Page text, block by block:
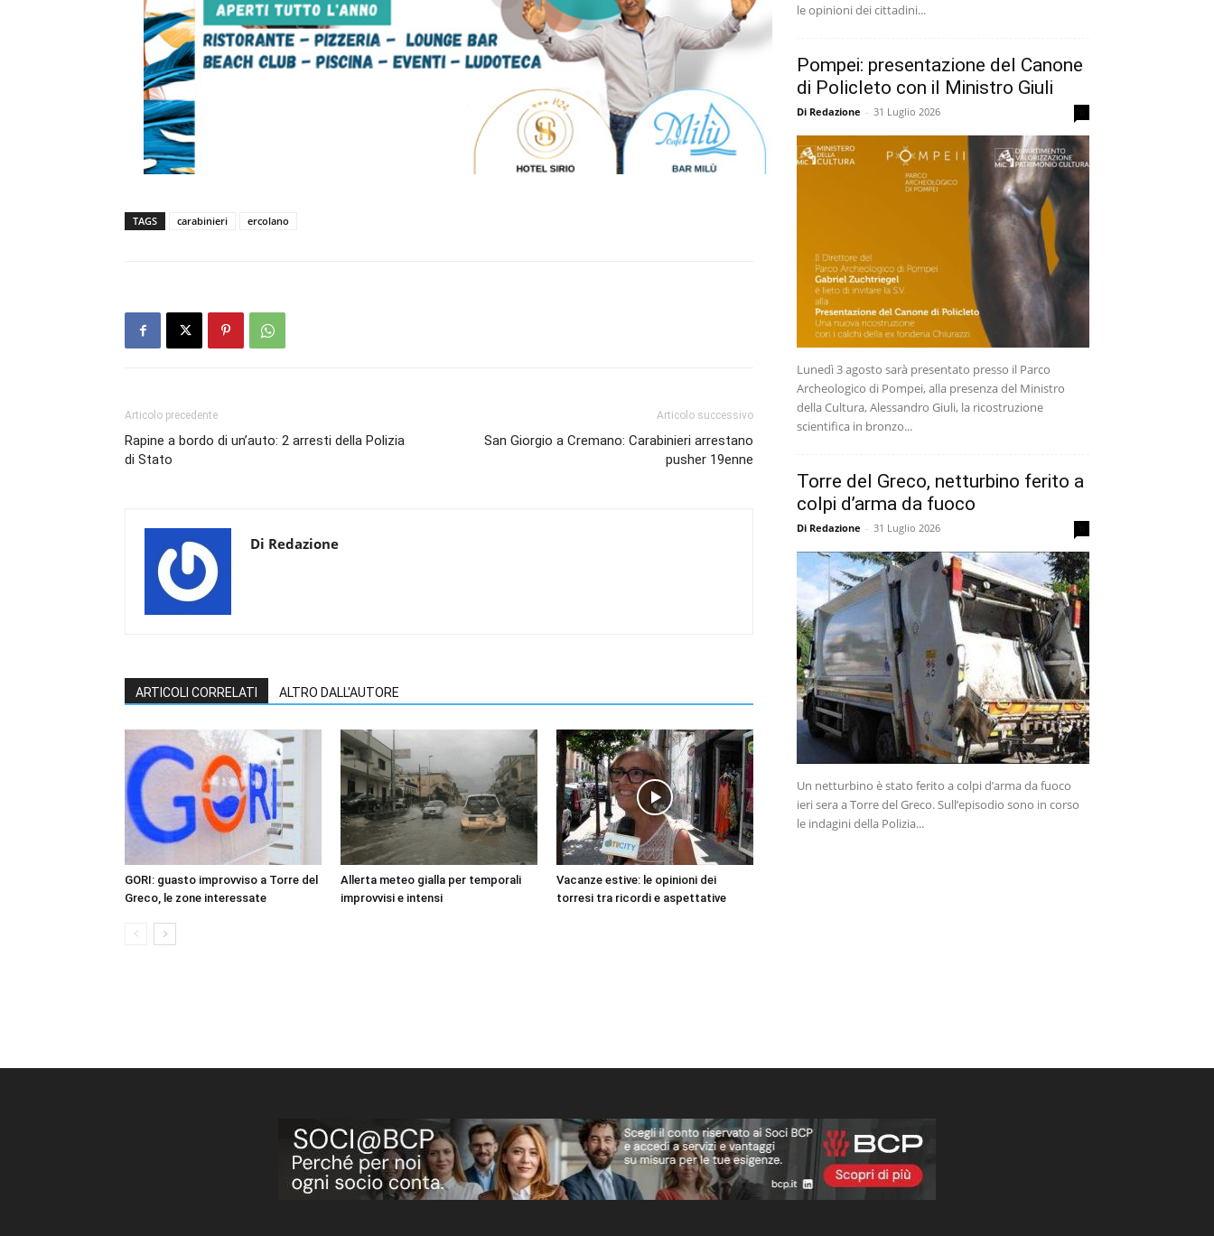
TAGS carabinieri ercolano
Articolo precedente
Rapine a bordo di un’auto: 2 arresti della Polizia
di Stato
Articolo successivo
San Giorgio a Cremano: Carabinieri arrestano
pusher 19enne
Di Redazione
ARTICOLI CORRELATI ALTRO DALL'AUTORE
GORI: guasto improvviso a Torre del
Greco, le zone interessate
Allerta meteo gialla per temporali
improvvisi e intensi
Vacanze estive: le opinioni dei
torresi tra ricordi e aspettative
le opinioni dei cittadini...
Pompei: presentazione del Canone
di Policleto con il Ministro Giuli
Di Redazione - 31 Luglio 2026
Lunedì 3 agosto sarà presentato presso il Parco
Archeologico di Pompei, alla presenza del Ministro
della Cultura, Alessandro Giuli, la ricostruzione
scientifica in bronzo...
Torre del Greco, netturbino ferito a
colpi d’arma da fuoco
Di Redazione - 31 Luglio 2026
Un netturbino è stato ferito a colpi d’arma da fuoco
ieri sera a Torre del Greco. Sull’episodio sono in corso
le indagini della Polizia...